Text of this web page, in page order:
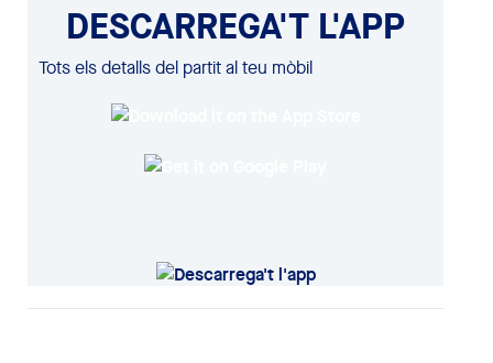
DESCARREGA'T L'APP
Tots els detalls del partit al teu mòbil